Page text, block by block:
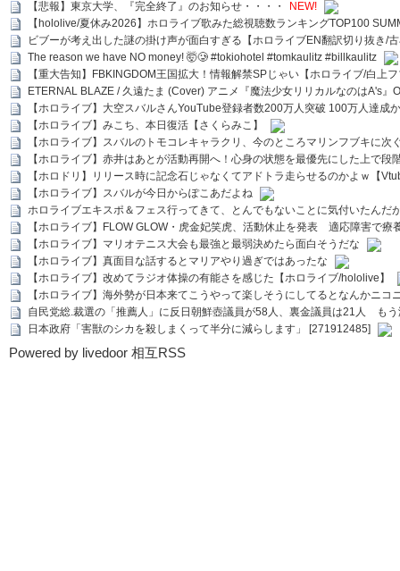
【悲報】東京大学、『完全終了』のお知らせ・・・・
NEW!
【hololive/夏休み2026】ホロライブ歌みた総視聴数ランキングTOP100
ビブーが考え出した謎の掛け声が面白すぎる【ホロライブEN翻訳切り抜き/
The reason we have NO money! 🤯🥲 #tokiohotel #tomkaulitz #billkaulitz
【重大告知】FBKINGDOM王国拡大！情報解禁SPじゃい【ホロライブ/白上
ETERNAL BLAZE / 久遠たま (Cover) アニメ『魔法少女リリカルなのはA's』
【ホロライブ】大空スバルさんYouTube登録者数200万人突破 100万人達成
【ホロライブ】みこち、本日復活【さくらみこ】
【ホロライブ】スバルのトモコレキャラクリ、今のところマリンフブキに
【ホロライブ】赤井はあとが活動再開へ！心身の状態を最優先にした上で段
【ホロドリ】リリース時に記念石じゃなくてアドトラ走らせるのかよｗ【
【ホロライブ】スバルが今日からぽこあだよね
ホロライブエキスポ＆フェス行ってきて、とんでもないことに気付いたんだ
【ホロライブ】FLOW GLOW・虎金妃笑虎、活動休止を発表 適応障害で療
【ホロライブ】マリオテニス大会も最強と最弱決めたら面白そうだな
【ホロライブ】真面目な話するとマリアやり過ぎではあったな
【ホロライブ】改めてラジオ体操の有能さを感じた【ホロライブ/hololive】
【ホロライブ】海外勢が日本来てこうやって楽しそうにしてるとなんかニコ
自民党総.裁選の「推薦人」に反日朝鮮壺議員が58人、裏金議員は21人 も
日本政府「害獣のシカを殺しまくって半分に減らします」 [271912485]
Powered by livedoor 相互RSS